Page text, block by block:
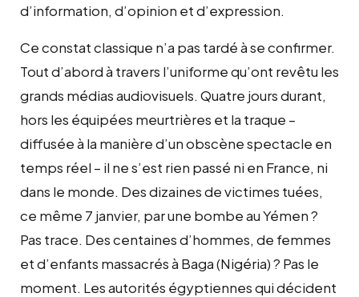
d’information, d’opinion et d’expression.
Ce constat classique n’a pas tardé à se confirmer.
Tout d’abord à travers l’uniforme qu’ont revêtu les
grands médias audiovisuels. Quatre jours durant,
hors les équipées meurtrières et la traque –
diffusée à la manière d’un obscène spectacle en
temps réel – il ne s’est rien passé ni en France, ni
dans le monde. Des dizaines de victimes tuées,
ce même 7 janvier, par une bombe au Yémen ?
Pas trace. Des centaines d’hommes, de femmes
et d’enfants massacrés à Baga (Nigéria) ? Pas le
moment. Les autorités égyptiennes qui décident